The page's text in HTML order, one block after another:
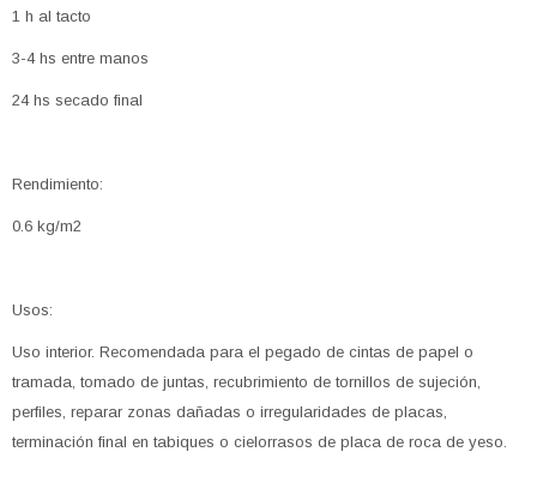
1 h al tacto
3-4 hs entre manos
24 hs secado final
Rendimiento:
0.6 kg/m2
Usos:
Uso interior. Recomendada para el pegado de cintas de papel o
tramada, tomado de juntas, recubrimiento de tornillos de sujeción,
perfiles, reparar zonas dañadas o irregularidades de placas,
terminación final en tabiques o cielorrasos de placa de roca de yeso.